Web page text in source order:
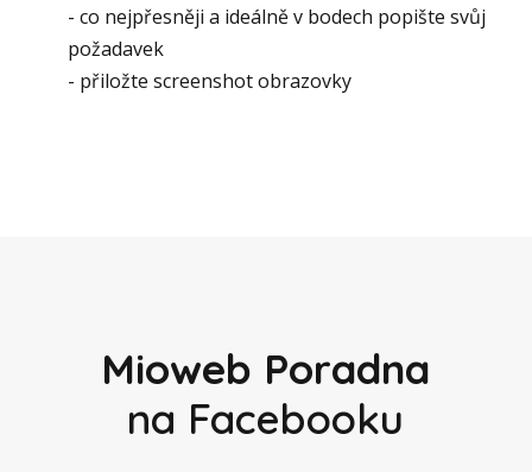
- co nejpřesněji a ideálně v bodech popište svůj
požadavek
- přiložte screenshot obrazovky
Mioweb Poradna
na Facebooku